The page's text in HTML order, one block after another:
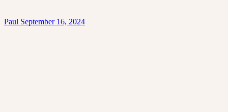
Paul September 16, 2024